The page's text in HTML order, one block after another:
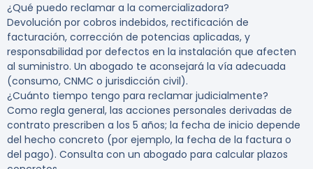
¿Qué puedo reclamar a la comercializadora?
Devolución por cobros indebidos, rectificación de
facturación, corrección de potencias aplicadas, y
responsabilidad por defectos en la instalación que afecten
al suministro. Un abogado te aconsejará la vía adecuada
(consumo, CNMC o jurisdicción civil).
¿Cuánto tiempo tengo para reclamar judicialmente?
Como regla general, las acciones personales derivadas de
contrato prescriben a los 5 años; la fecha de inicio depende
del hecho concreto (por ejemplo, la fecha de la factura o
del pago). Consulta con un abogado para calcular plazos